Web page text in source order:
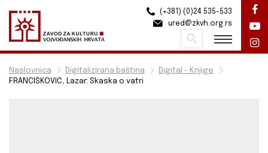
Naslovnica Digitalizirana baština
Digital - Knjige
FRANCIŠKOVIĆ, Lazar: Skaska o vatri
(+381) (0)24 535-533
ured@zkvh.org.rs
Pretraži